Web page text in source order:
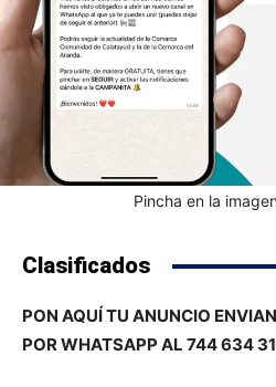
Pincha en la
Clasificados
PON AQUÍ TU ANUNCIO
POR WHATSAPP AL 744 634